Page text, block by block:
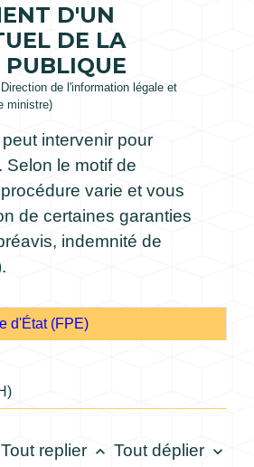
D'UN
DE LA
de l'information légale et
ministre)
intervenir pour
Selon le motif de
varie et vous
de certaines garanties
indemnité de
d'État (FPE)
Tout replier keyboard_arrow_up Tout déplier keyboard_arrow_down